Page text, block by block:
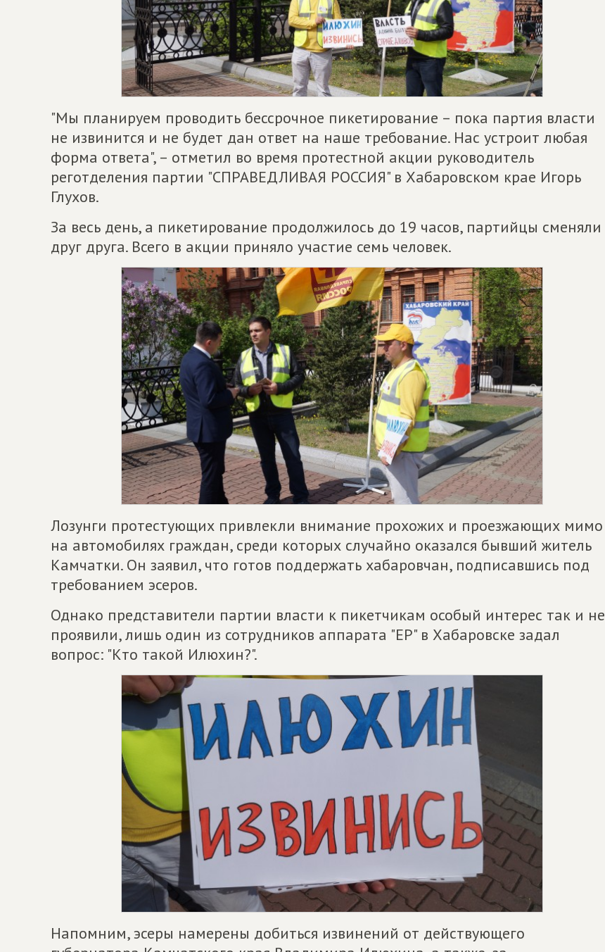
"Мы планируем проводить бессрочное пикетирование – пока партия власти
не извинится и не будет дан ответ на наше требование. Нас устроит любая
форма ответа", – отметил во время протестной акции руководитель
реготделения партии "СПРАВЕДЛИВАЯ РОССИЯ" в Хабаровском крае Игорь
Глухов.
За весь день, а пикетирование продолжилось до 19 часов, партийцы сменяли
друг друга. Всего в акции приняло участие семь человек.
Лозунги протестующих привлекли внимание прохожих и проезжающих мимо
на автомобилях граждан, среди которых случайно оказался бывший житель
Камчатки. Он заявил, что готов поддержать хабаровчан, подписавшись под
требованием эсеров.
Однако представители партии власти к пикетчикам особый интерес так и не
проявили, лишь один из сотрудников аппарата "ЕР" в Хабаровске задал
вопрос: "Кто такой Илюхин?".
Напомним, эсеры намерены добиться извинений от действующего